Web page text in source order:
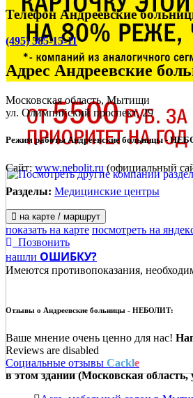
Телефон Андреевские
(495) 585-15-11
Адрес Андреевские
Московская область, Мытищи
ул. Олимпийский проспект, 29
Режим работы Андреевские больницы -
Сайт:www.nebolit.ru(официальный
Разделы: Медицинские центры
на карте / маршрут
показать на карте посмотреть на
Позвонить
нашли ОШИБКУ?
Имеются противопоказания,
Отзывы о Андреевские больницы - НЕБОЛИТ:
Ваше мнение очень ценно для нас!
Reviews are disabled
Социальные отзывы Cackle
в этом здании (Московская область,